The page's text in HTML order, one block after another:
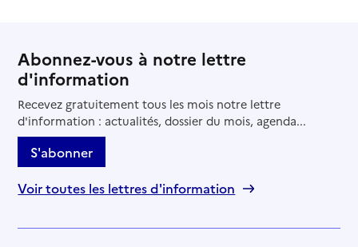
Abonnez-vous à notre lettre
d'information
Recevez gratuitement tous les mois notre lettre
d'information : actualités, dossier du mois, agenda...
S'abonner
Voir toutes les lettres d'information